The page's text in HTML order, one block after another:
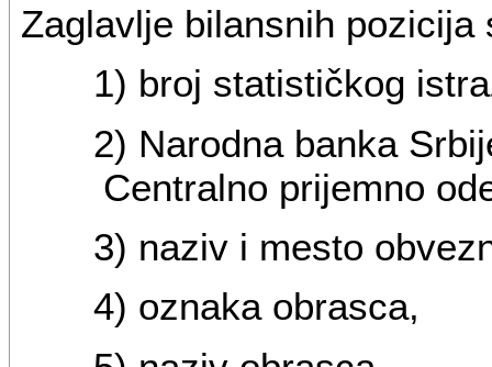
Zaglavlje bilansnih
1) broj statističkog
2) Narodna banka
Centralno prijemno
3) naziv i mesto
4) oznaka obrasca,